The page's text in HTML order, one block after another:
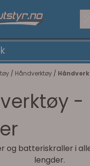
/ Håndverktøy /
-
og batteriskraller i
lengder.